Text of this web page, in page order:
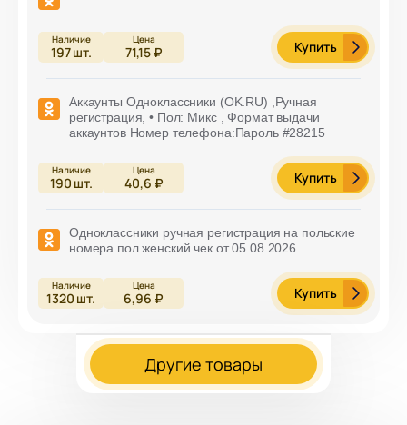
197шт. 71,15 ₽ Купить
Аккаунты Одноклассники (OK.RU) ,Ручная
регистрация, • Пол: Микс , Формат выдачи
аккаунтов Номер телефона:Пароль #28215
190 шт. 40,6 ₽ Купить
Одноклассники ручная регистрация на польские
номера пол женский чек от 05.08.2026
1320 шт. 6,96 ₽ Купить
Другие товары